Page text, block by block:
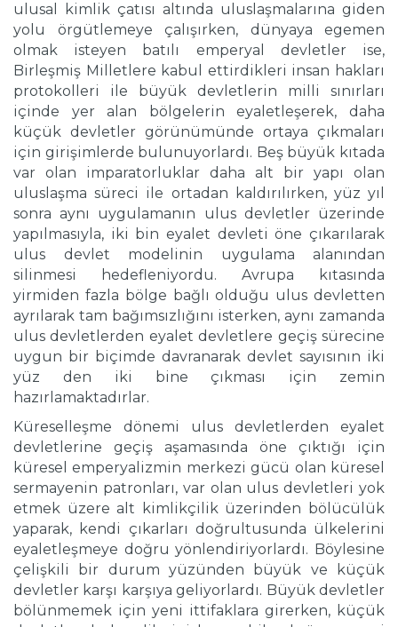
ulusal kimlik çatısı altında uluslaşmalarına giden
yolu örgütlemeye çalışırken, dünyaya egemen
olmak isteyen batılı emperyal devletler ise,
Birleşmiş Milletlere kabul ettirdikleri insan hakları
protokolleri ile büyük devletlerin milli sınırları
içinde yer alan bölgelerin eyaletleşerek, daha
küçük devletler görünümünde ortaya çıkmaları
için girişimlerde bulunuyorlardı. Beş büyük kıtada
var olan imparatorluklar daha alt bir yapı olan
uluslaşma süreci ile ortadan kaldırılırken, yüz yıl
sonra aynı uygulamanın ulus devletler üzerinde
yapılmasıyla, iki bin eyalet devleti öne çıkarılarak
ulus devlet modelinin uygulama alanından
silinmesi hedefleniyordu. Avrupa kıtasında
yirmiden fazla bölge bağlı olduğu ulus devletten
ayrılarak tam bağımsızlığını isterken, aynı zamanda
ulus devletlerden eyalet devletlere geçiş sürecine
uygun bir biçimde davranarak devlet sayısının iki
yüz den iki bine çıkması için zemin
hazırlamaktadırlar.
Küreselleşme dönemi ulus devletlerden eyalet
devletlerine geçiş aşamasında öne çıktığı için
küresel emperyalizmin merkezi gücü olan küresel
sermayenin patronları, var olan ulus devletleri yok
etmek üzere alt kimlikçilik üzerinden bölücülük
yaparak, kendi çıkarları doğrultusunda ülkelerini
eyaletleşmeye doğru yönlendiriyorlardı. Böylesine
çelişkili bir durum yüzünden büyük ve küçük
devletler karşı karşıya geliyorlardı. Büyük devletler
bölünmemek için yeni ittifaklara girerken, küçük